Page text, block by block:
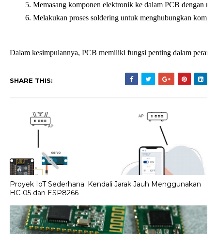
Memasang komponen elektronik ke dalam PCB dengan
Melakukan proses soldering untuk menghubungkan
Dalam kesimpulannya, PCB memiliki fungsi penting dalam
SHARE THIS:
Proyek IoT Sederhana: Kendali Jarak Jauh Menggunakan
HC-05 dan ESP8266